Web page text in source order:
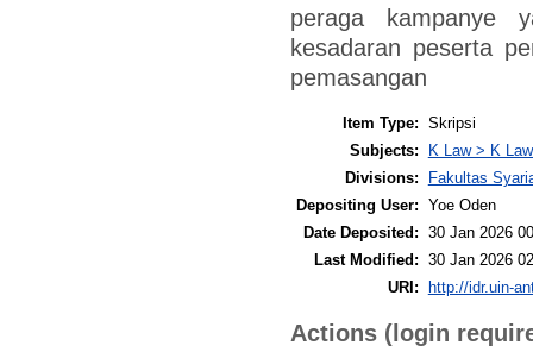
peraga kampanye
kesadaran peserta
pemasangan
Item Type: Skripsi
Subjects:
K Law > K
Divisions:
Fakultas
Depositing User: Yoe Oden
Date Deposited: 30 Jan 2026
Last Modified: 30 Jan 2026
URI: http://idr.uin-
Actions (login